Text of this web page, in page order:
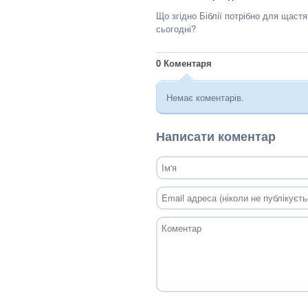
Що згідно Біблії потрібно для
сьогодні?
0 Коментаря
Немає коментарів.
Написати коментар